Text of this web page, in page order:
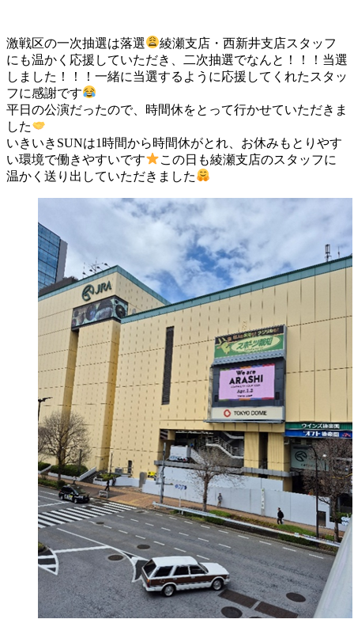
激戦区の一次抽選は落選
綾瀬支店・西新井支店スタッフ
にも温かく応援していただき、二次抽選でなんと！！！当選
しました！！！一緒に当選するように応援してくれたスタッ
フに感謝です
平日の公演だったので、時間休をとって行かせていただきま
した
いきいきSUNは1時間から時間休がとれ、お休みもとりやす
い環境で働きやすいです
この日も綾瀬支店のスタッフに
温かく送り出していただきました